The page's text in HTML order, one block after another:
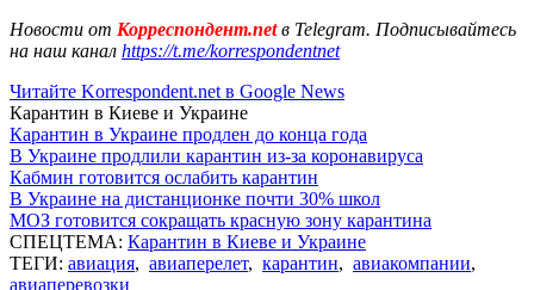
Новости от Корреспондент.netв Telegram. Подписывайтесь
на наш канал https://t.me/korrespondentnet
Читайте Korrespondent.net в Google News
Карантин в Киеве и Украине
Карантин в Украине продлен до конца года
В Украине продлили карантин из-за коронавируса
Кабмин готовится ослабить карантин
В Украине на дистанционке почти 30% школ
МОЗ готовится сокращать красную зону карантина
СПЕЦТЕМА: Карантин в Киеве и Украине
ТЕГИ: авиация, авиаперелет, карантин, авиакомпании,
авиаперевозки